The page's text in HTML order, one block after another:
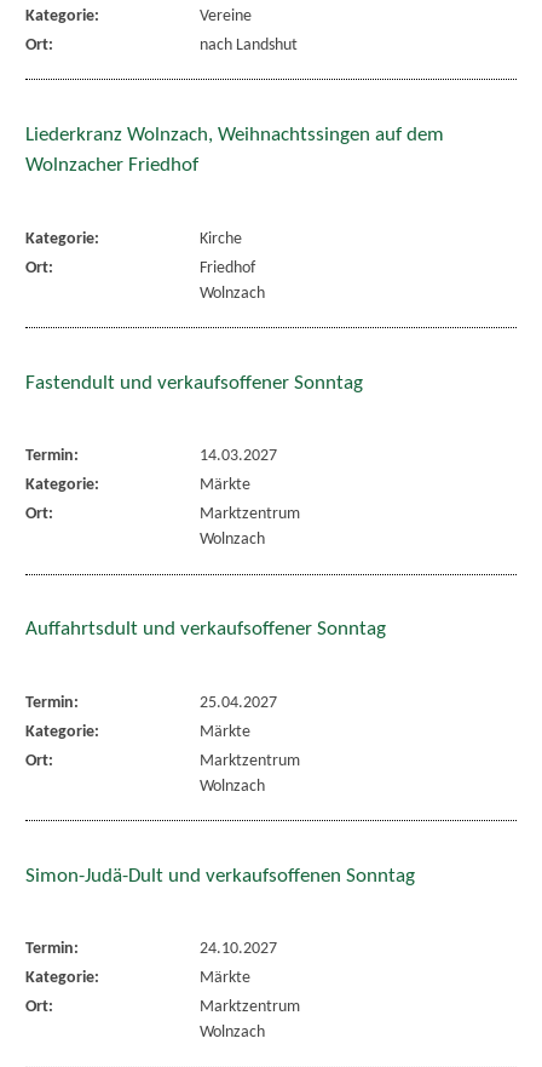
Kategorie:
Vereine
Ort:
nach Landshut
Liederkranz Wolnzach, Weihnachtssingen auf dem
Wolnzacher Friedhof
Kategorie:
Kirche
Ort:
Friedhof
Wolnzach
Fastendult und verkaufsoffener Sonntag
Termin:
14.03.2027
Kategorie:
Märkte
Ort:
Marktzentrum
Wolnzach
Auffahrtsdult und verkaufsoffener Sonntag
Termin:
25.04.2027
Kategorie:
Märkte
Ort:
Marktzentrum
Wolnzach
Simon-Judä-Dult und verkaufsoffenen Sonntag
Termin:
24.10.2027
Kategorie:
Märkte
Ort:
Marktzentrum
Wolnzach